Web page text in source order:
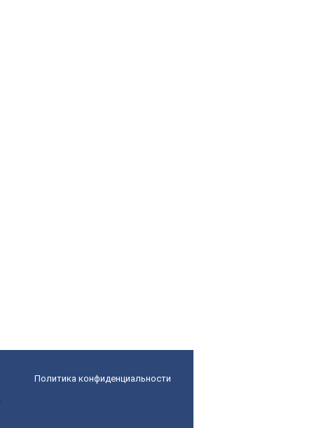
Политика конфиденциальности